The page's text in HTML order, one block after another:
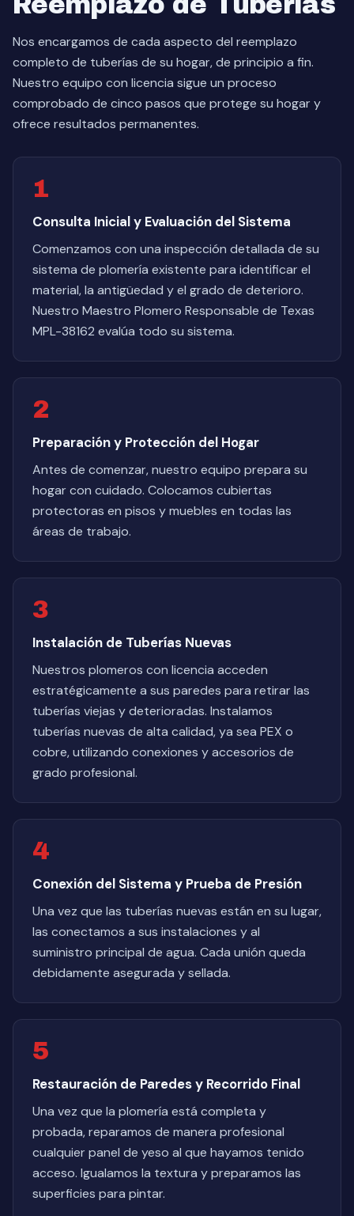
Nos encargamos de cada aspecto del reemplazo
completo de tuberías de su hogar, de principio a fin.
Nuestro equipo con licencia sigue un proceso
comprobado de cinco pasos que protege su hogar y
ofrece resultados permanentes.
1
Consulta Inicial y Evaluación del Sistema
Comenzamos con una inspección detallada de su
sistema de plomería existente para identificar el
material, la antigüedad y el grado de deterioro.
Nuestro Maestro Plomero Responsable de Texas
MPL-38162 evalúa todo su sistema.
2
Preparación y Protección del Hogar
Antes de comenzar, nuestro equipo prepara su
hogar con cuidado. Colocamos cubiertas
protectoras en pisos y muebles en todas las
áreas de trabajo.
3
Instalación de Tuberías Nuevas
Nuestros plomeros con licencia acceden
estratégicamente a sus paredes para retirar las
tuberías viejas y deterioradas. Instalamos
tuberías nuevas de alta calidad, ya sea PEX o
cobre, utilizando conexiones y accesorios de
grado profesional.
4
Conexión del Sistema y Prueba de Presión
Una vez que las tuberías nuevas están en su lugar,
las conectamos a sus instalaciones y al
suministro principal de agua. Cada unión queda
debidamente asegurada y sellada.
5
Restauración de Paredes y Recorrido Final
Una vez que la plomería está completa y
probada, reparamos de manera profesional
cualquier panel de yeso al que hayamos tenido
acceso. Igualamos la textura y preparamos las
superficies para pintar.